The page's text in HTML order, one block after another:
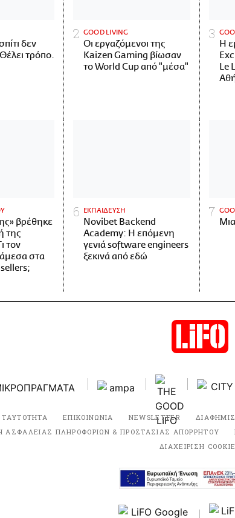
δεν
τρόπο.
GOOD LIVING
Οι εργαζόμενοι της
Kaizen Gaming βίωσαν
το World Cup από "μέσα"
Η
Le
βρέθηκε
της
τον
στα
ΕΚΠΑΙΔΕΥΣΗ
Novibet Backend
Academy: Η επόμενη
γενιά software engineers
ξεκινά από εδώ
ΤΑΥΤΟΤΗΤΑ ΕΠΙΚΟΙΝΩΝΙΑ NEWSLETTER
ΑΣΦΑΛΕΙΑΣ ΠΛΗΡΟΦΟΡΙΩΝ & ΠΡΟΣΤΑΣΙΑΣ ΑΠΟΡΡΗΤΟΥ
ΔΙΑΧΕΙΡΙΣΗ